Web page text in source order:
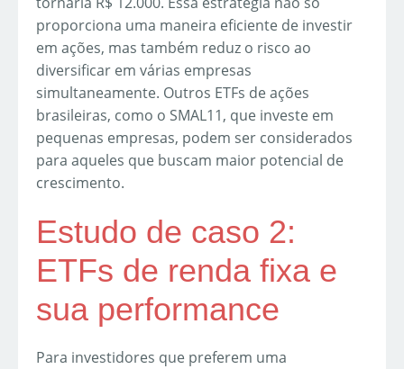
proporciona uma maneira eficiente de investir
em ações, mas também reduz o risco ao
diversificar em várias empresas
simultaneamente. Outros ETFs de ações
brasileiras, como o SMAL11, que investe em
pequenas empresas, podem ser considerados
para aqueles que buscam maior potencial de
crescimento.
Estudo de caso 2:
ETFs de renda fixa e
sua performance
Para investidores que preferem uma